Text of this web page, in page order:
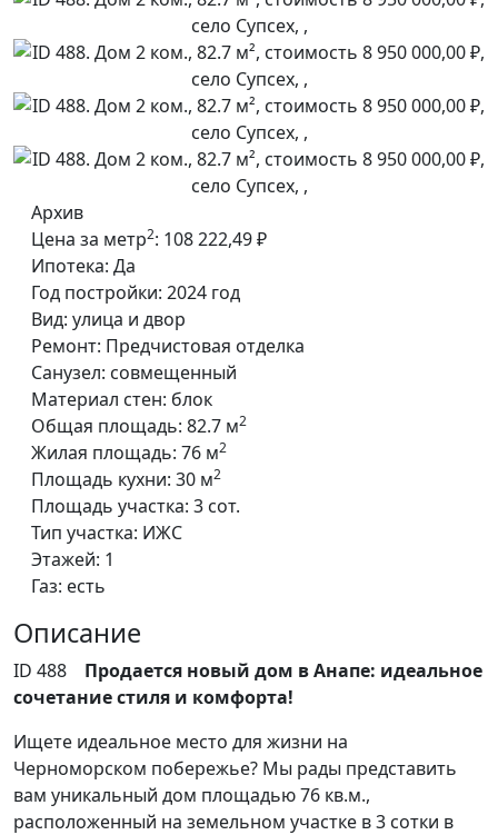
Архив
Цена за метр2: 108 222,49 ₽
Ипотека: Да
Год постройки: 2024 год
Вид: улица и двор
Ремонт: Предчистовая отделка
Санузел: совмещенный
Материал стен: блок
Общая площадь: 82.7 м2
Жилая площадь: 76 м2
Площадь кухни: 30 м2
Площадь участка: 3 сот.
Тип участка: ИЖС
Этажей: 1
Газ: есть
Описание
ID 488 Продается новый дом в Анапе: идеальное
сочетание стиля и комфорта!
Ищете идеальное место для жизни на
Черноморском побережье? Мы рады представить
вам уникальный дом площадью 76 кв.м.,
расположенный на земельном участке в 3 сотки в